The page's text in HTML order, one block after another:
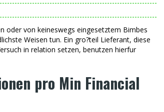
oder von keineswegs eingesetztem Bimbes
Weisen tun. Ein gro?teil Lieferant, diese
in relation setzen, benutzen hierfur
pro Min Financial